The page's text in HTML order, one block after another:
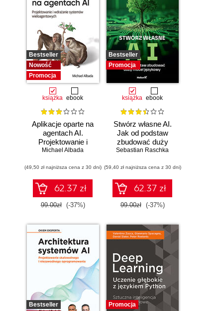
Bestseller
Nowość
Promocja
książka ebook
Aplikacje oparte na
agentach AI.
Projektowanie i
wdrażanie
wieloagentowych
Michael Albada
(49,50 zł najniższa cena z 30 dni)
62.37 zł
99.00zł (-37%)
Bestseller
Promocja
książka ebook
Stwórz własne AI.
Jak od podstaw
zbudować duży
model językowy
Sebastian Raschka
(59,40 zł najniższa cena z 30 dni)
62.37 zł
99.00zł (-37%)
Bestseller
Promocja